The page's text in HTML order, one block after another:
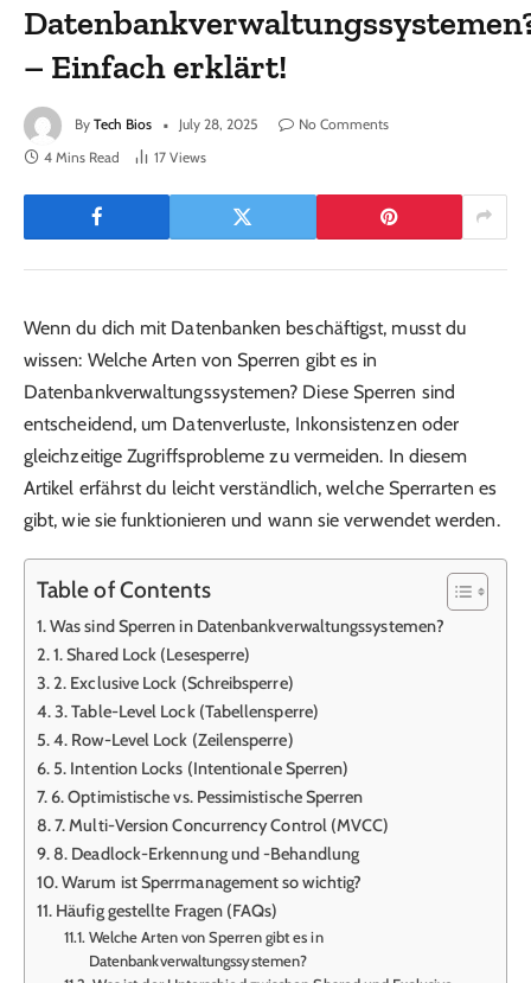
– Einfach erklärt!
By Tech Bios July 28, 2025
No Comments
4 Mins Read
17 Views
Wenn du dich mit Datenbanken beschäftigst, musst du
wissen: Welche Arten von Sperren gibt es in
Datenbankverwaltungssystemen? Diese Sperren sind
entscheidend, um Datenverluste, Inkonsistenzen oder
gleichzeitige Zugriffsprobleme zu vermeiden. In diesem
Artikel erfährst du leicht verständlich, welche Sperrarten es
gibt, wie sie funktionieren und wann sie verwendet werden.
Table of Contents
Was sind Sperren in Datenbankverwaltungssystemen?
1. Shared Lock (Lesesperre)
2. Exclusive Lock (Schreibsperre)
3. Table-Level Lock (Tabellensperre)
4. Row-Level Lock (Zeilensperre)
5. Intention Locks (Intentionale Sperren)
6. Optimistische vs. Pessimistische Sperren
7. Multi-Version Concurrency Control (MVCC)
8. Deadlock-Erkennung und -Behandlung
Warum ist Sperrmanagement so wichtig?
Häufig gestellte Fragen (FAQs)
Welche Arten von Sperren gibt es in
Datenbankverwaltungssystemen?